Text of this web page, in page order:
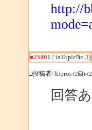
http://
■25001 / inTopicNo.3)
□投稿者/ kipros (2回)-
回答